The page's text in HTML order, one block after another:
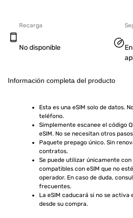
Recarga
No disponible
Información completa del producto
Esta es una eSIM solo de datos.
teléfono.
Simplemente escanee el código
eSIM. No se necesitan otros
Paquete prepago único. Sin
contratos.
Se puede utilizar únicamente
compatibles con eSIM que no
operador. En caso de duda,
frecuentes.
La eSIM caducará si no se activa
desde su compra.